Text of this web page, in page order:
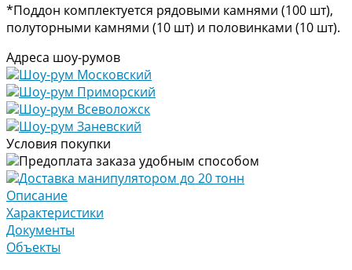
*Поддон комплектуется рядовыми камнями (100 шт),
полуторными камнями (10 шт) и половинками (10 шт).
Адреса шоу-румов
Шоу-рум Московский
Шоу-рум Приморский
Шоу-рум Всеволожск
Шоу-рум Заневский
Условия покупки
Предоплата заказа удобным способом
Доставка манипулятором до 20 тонн
Описание
Характеристики
Документы
Объекты